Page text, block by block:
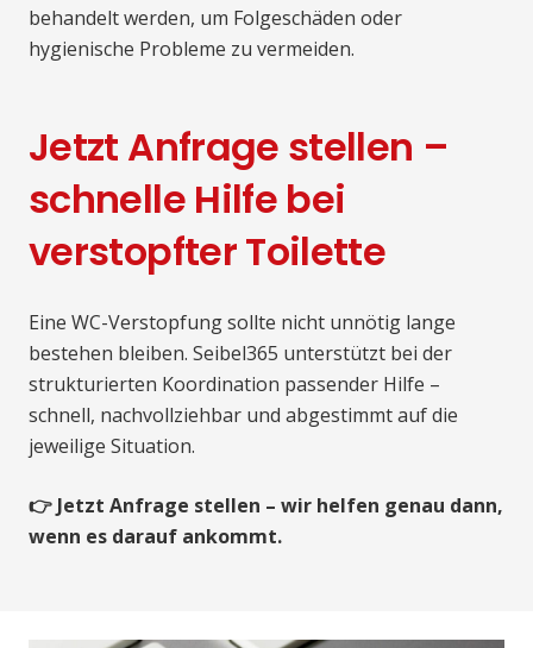
behandelt werden, um Folgeschäden oder
hygienische Probleme zu vermeiden.
Jetzt Anfrage stellen –
schnelle Hilfe bei
verstopfter Toilette
Eine WC-Verstopfung sollte nicht unnötig lange
bestehen bleiben. Seibel365 unterstützt bei der
strukturierten Koordination passender Hilfe –
schnell, nachvollziehbar und abgestimmt auf die
jeweilige Situation.
👉 Jetzt Anfrage stellen – wir helfen genau dann,
wenn es darauf ankommt.